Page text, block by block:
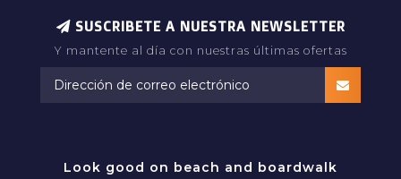
SUSCRIBETE A NUESTRA NEWSLETTER
Y mantente al día con nuestras últimas ofertas
Look good on beach and boardwalk